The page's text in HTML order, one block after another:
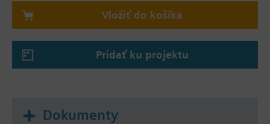
Vložiť do košíka
Pridať ku projektu
Dokumenty